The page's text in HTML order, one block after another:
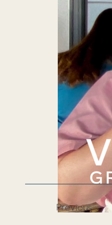
Previous